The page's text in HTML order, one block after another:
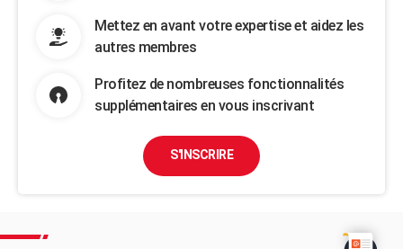
Mettez en avant votre expertise et aidez les
autres membres
Profitez de nombreuses fonctionnalités
supplémentaires en vous inscrivant
S'INSCRIRE